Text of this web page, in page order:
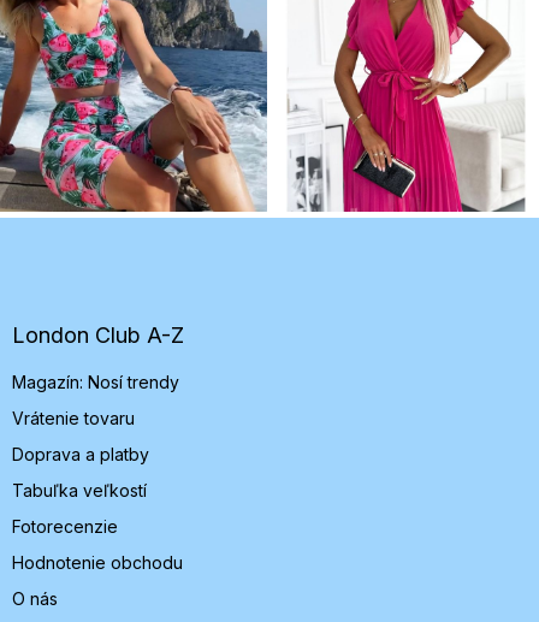
e
London Club A-Z
Magazín: Nosí trendy
Vrátenie tovaru
Doprava a platby
Tabuľka veľkostí
Fotorecenzie
Hodnotenie obchodu
O nás